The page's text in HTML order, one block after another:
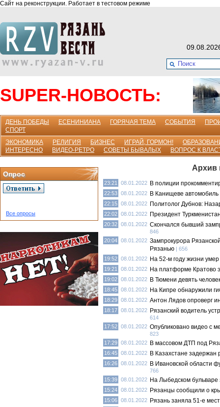
Сайт на реконструкции. Работает в тестовом режиме
SUPER-НОВОСТЬ:
ДЕНЬ ПОБЕДЫ ЕСЕНИНИАНА ГОРЯЧАЯ ТЕМА СОБЫТИЯ
СПОРТ
ЭКОНОМИКА
РЕЛИГИЯ БИЗНЕС ИГРАЙ, ГОРМОН!
ИНТЕРЕСНО
ВИДЕО-РЕТРО СОВЕТЫ БЫВАЛЫХ ВОПРОС К
Опрос
Все опросы
Архив
23:21 08.01.2022 В полиции
22:53 08.01.2022 В Канищеве автомобиль
22:15 08.01.2022 Политолог Дубнов:
22:02 08.01.2022 Президент
20:32 08.01.2022 Скончался бывший
846
20:04 08.01.2022 Зампрокурора
Рязанью | 656
19:52 08.01.2022 На 52-м году жизни
19:21 08.01.2022 На платформе Кратово
19:02 08.01.2022 В Тюмени девять
18:45 08.01.2022 На Кипре обнаружили
18:29 08.01.2022 Антон Лядов опроверг
18:17 08.01.2022 Рязанский водитель
614
17:52 08.01.2022 Опубликовано видео с
823
17:29 08.01.2022 В массовом ДТП под
16:45 08.01.2022 В Казахстане задержан
16:26 08.01.2022 В Ивановской области
766
15:39 08.01.2022 На Лыбедском бульваре
15:24 08.01.2022 Рязанцы сообщили о
15:06 08.01.2022 Рязань заняла 51-е